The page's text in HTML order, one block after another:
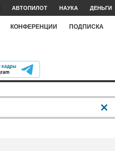
АВТОПИЛОТ НАУКА ДЕНЬГИ
КОНФЕРЕНЦИИ ПОДПИСКА